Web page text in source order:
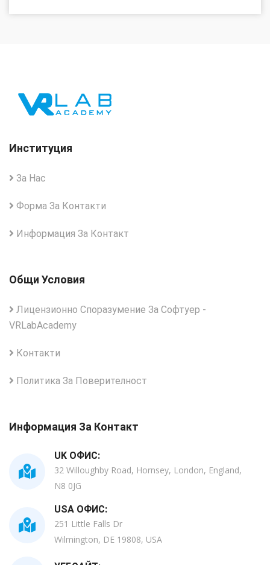
Институция
За Нас
Форма За Контакти
Информация За Контакт
Общи Условия
Лицензионно Споразумение За Софтуер -
VRLabAcademy
Контакти
Политика За Поверителност
Информация За Контакт
UK ОФИС:
32 Willoughby Road, Hornsey, London, England,
N8 0JG
USA ОФИС:
251 Little Falls Dr
Wilmington, DE 19808, USA